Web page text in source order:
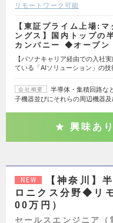
リモートワーク可能
【東証プライム上場:
ングス】国内トップの
カンパニー ◆オープン
【パソナキャリア経由での入社
ている「AIソリューション」の
会社概要
半導体・集積回路な
子機器並びにそれらの周辺機器
興味あり
NEW
【神奈川】
ロニクス分野◆リ
00万円）
セールスエンジニア（